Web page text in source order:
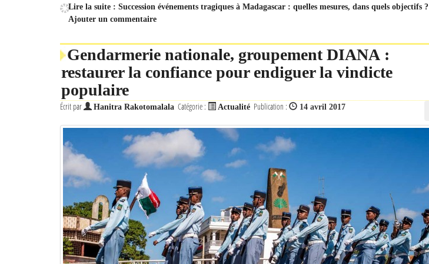
Lire la suite : Succession événements tragiques à Madagascar : quelles mesures, dans quels objectifs ?
Ajouter un commentaire
Gendarmerie nationale, groupement DIANA :
restaurer la confiance pour endiguer la vindicte
populaire
Écrit par Hanitra Rakotomalala Catégorie : Actualité Publication : 14 avril 2017